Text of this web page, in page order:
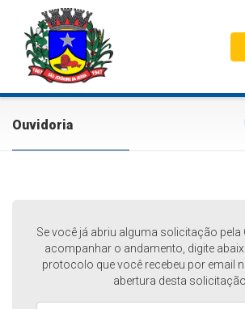
Ouvidoria
Se você já abriu alguma solicitação pela
acompanhar o andamento, digite
protocolo que você recebeu por email
abertura desta solicitação.